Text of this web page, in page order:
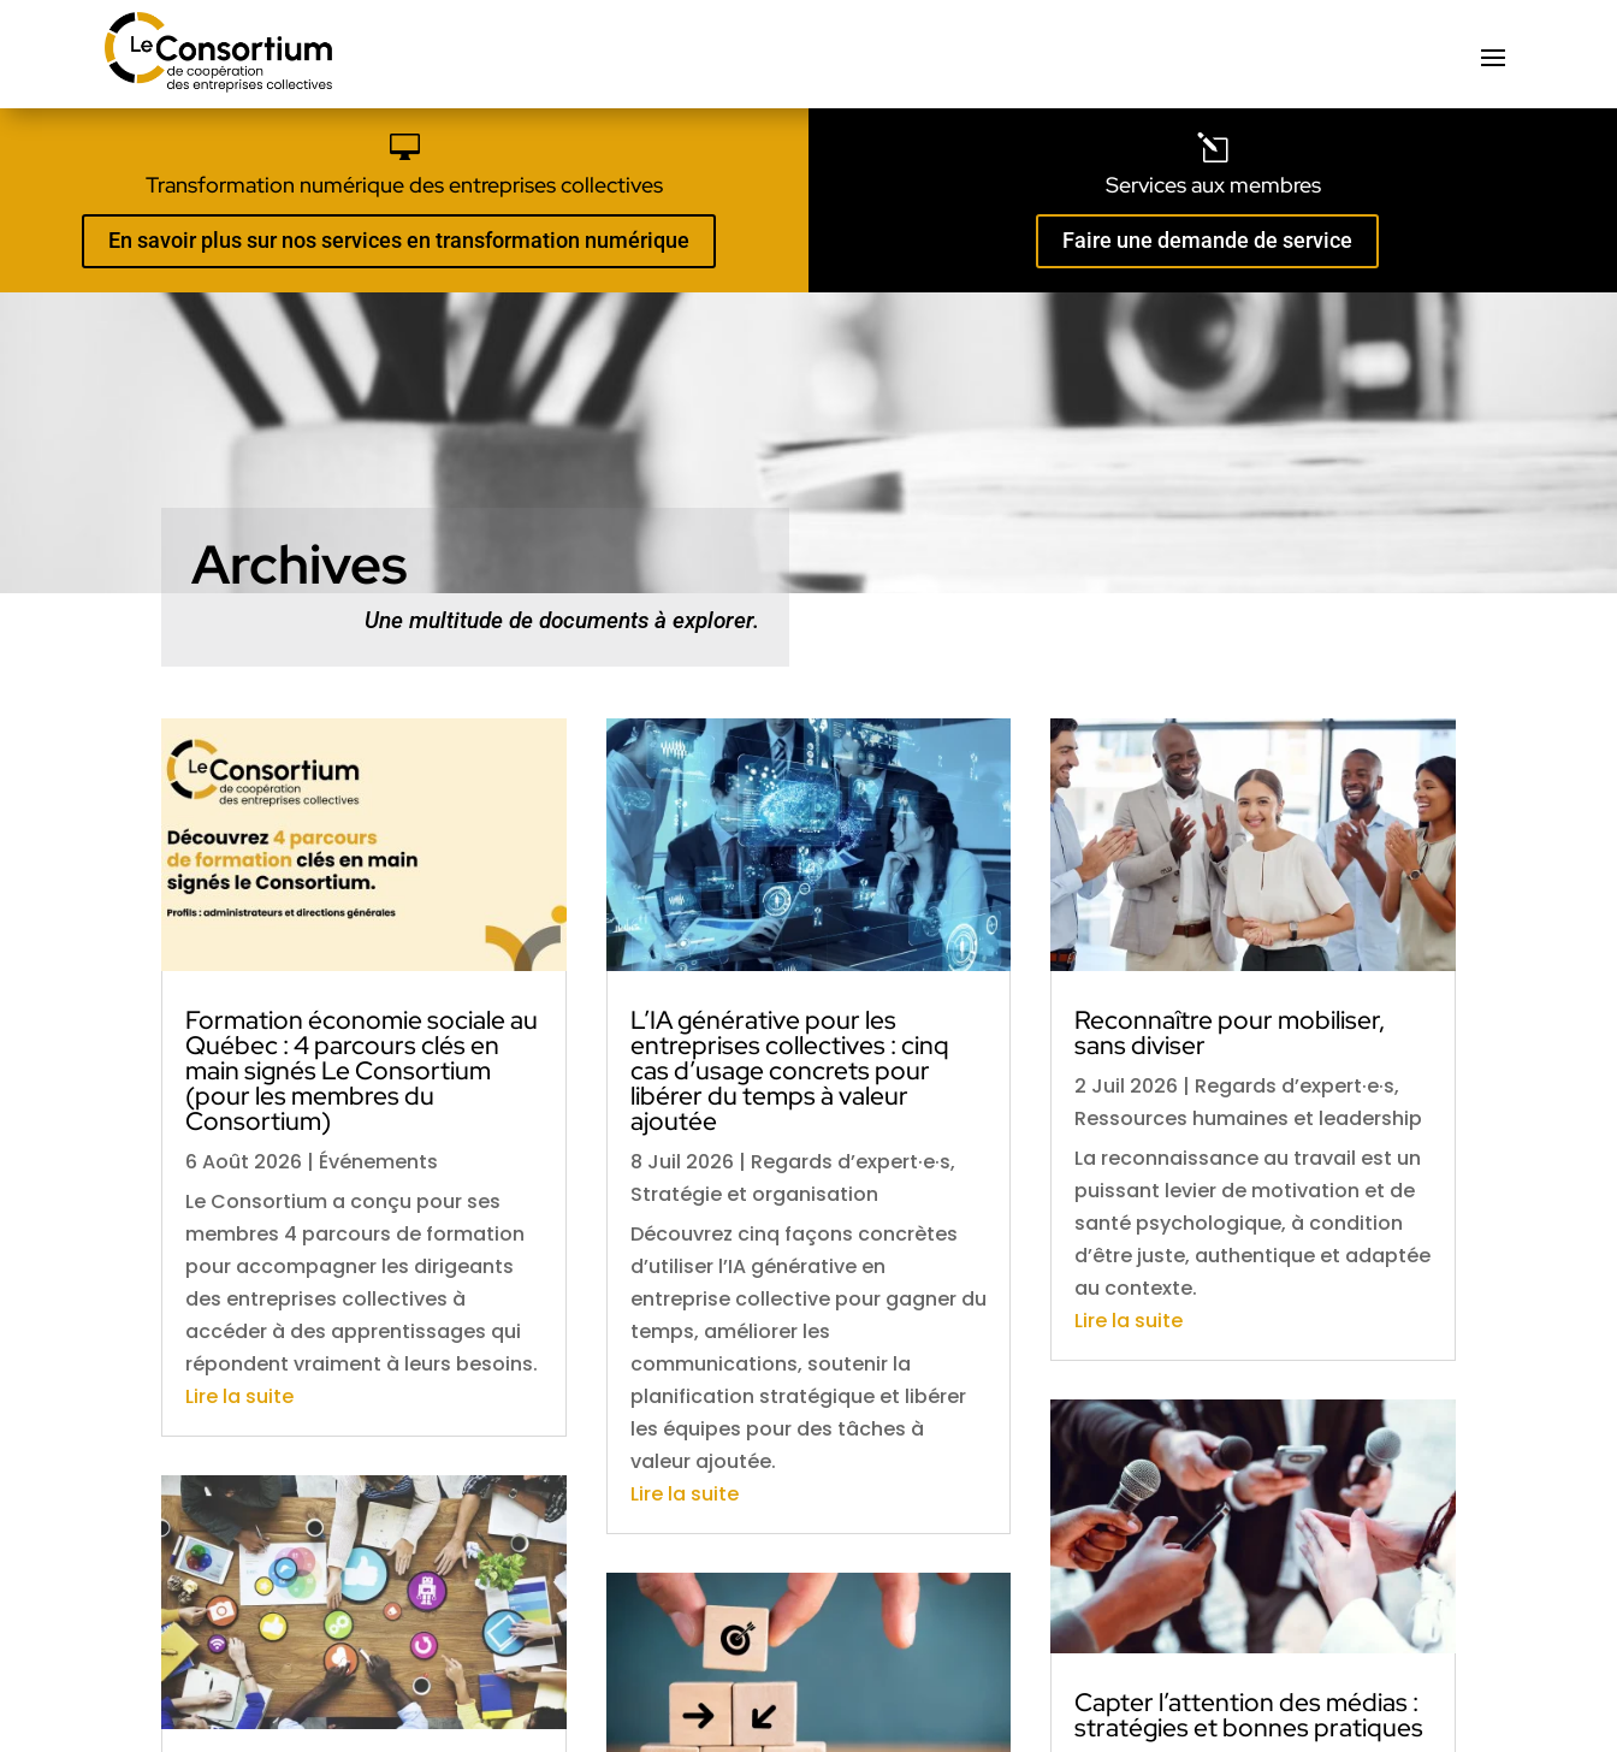

Transformation numérique des entreprises collectives
En savoir plus sur nos services en transformation numérique
l
Services aux membres
Faire une demande de service
Archives
Une multitude de documents à explorer.
Formation économie sociale au
Québec : 4 parcours clés en
main signés Le Consortium
(pour les membres du
Consortium)
6 Août 2026 | Événements
Le Consortium a conçu pour ses
membres 4 parcours de formation
pour accompagner les dirigeants
des entreprises collectives à
accéder à des apprentissages qui
répondent vraiment à leurs besoins.
Lire la suite
L’IA générative pour les
entreprises collectives : cinq
cas d’usage concrets pour
libérer du temps à valeur
ajoutée
8 Juil 2026 | Regards d’expert·e·s,
Stratégie et organisation
Découvrez cinq façons concrètes
d’utiliser l’IA générative en
entreprise collective pour gagner du
temps, améliorer les
communications, soutenir la
planification stratégique et libérer
les équipes pour des tâches à
valeur ajoutée.
Lire la suite
Reconnaître pour mobiliser,
sans diviser
2 Juil 2026 | Regards d’expert·e·s,
Ressources humaines et leadership
La reconnaissance au travail est un
puissant levier de motivation et de
santé psychologique, à condition
d’être juste, authentique et adaptée
au contexte.
Lire la suite
Capter l’attention des médias :
stratégies et bonnes pratiques